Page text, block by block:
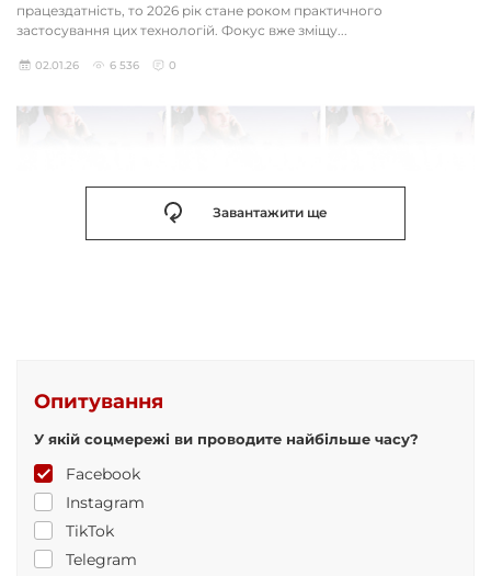
працездатність, то 2026 рік стане роком практичного
застосування цих технологій. Фокус вже зміщу...
02.01.26 6 536 0
Завантажити ще
Опитування
У якій соцмережі ви проводите найбільше часу?
Facebook
Instagram
TikTok
Telegram